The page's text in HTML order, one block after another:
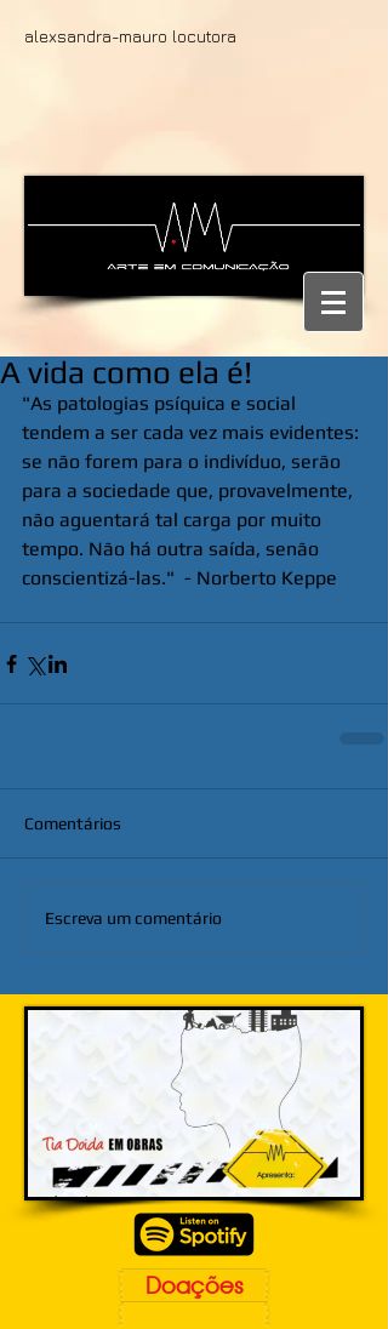
alexsandra-mauro locutora
A vida como ela é!
"As patologias psíquica e social
tendem a ser cada vez mais evidentes:
se não forem para o indivíduo, serão
para a sociedade que, provavelmente,
não aguentará tal carga por muito
tempo. Não há outra saída, senão
conscientizá-las."  - Norberto Keppe
Comentários
Escreva um comentário
Doações